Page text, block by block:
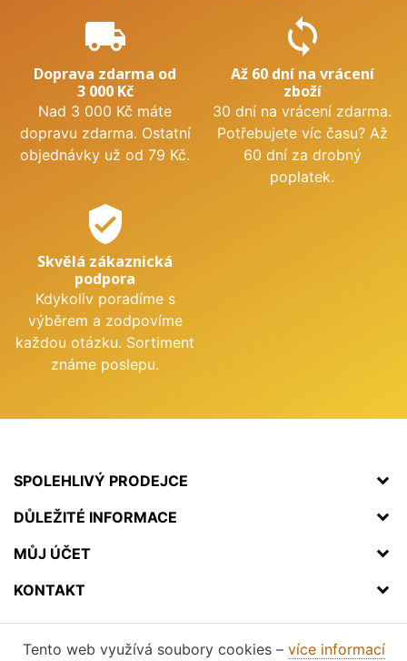
local_shipping
Doprava zdarma od
3 000 Kč
Nad 3 000 Kč máte
dopravu zdarma. Ostatní
objednávky už od 79 Kč.
sync
Až 60 dní na vrácení
zboží
30 dní na vrácení zdarma.
Potřebujete víc času? Až
60 dní za drobný
poplatek.
verified_user
Skvělá zákaznická
podpora
Kdykoliv poradíme s
výběrem a zodpovíme
každou otázku. Sortiment
známe poslepu.
SPOLEHLIVÝ PRODEJCE
DŮLEŽITÉ INFORMACE
MŮJ ÚČET
KONTAKT
Tento web využívá soubory cookies – více informací